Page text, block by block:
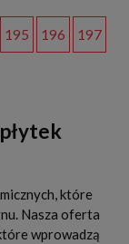
195 196 197
które
Nasza oferta
wprowadzą